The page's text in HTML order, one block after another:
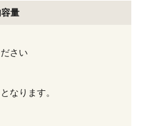
量
さい
なります。